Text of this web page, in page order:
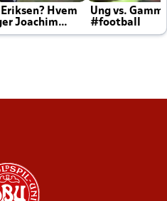
Hvem
Joachim
Ung vs.
#football